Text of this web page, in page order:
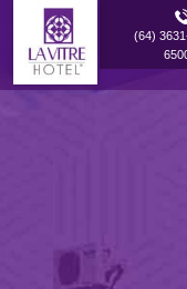
(64)